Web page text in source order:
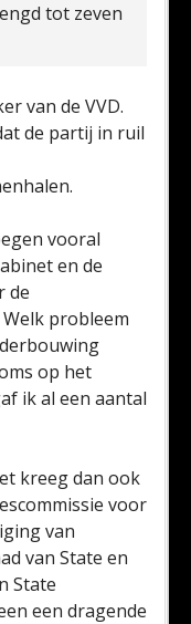
tot zeven
van de VVD.
de partij in ruil
vooral
en de
de
probleem
op het
ik al een aantal
kreeg dan ook
voor
van
van State en
State
een dragende